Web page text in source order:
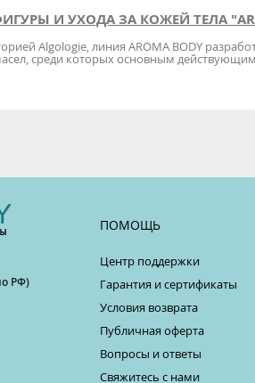
И УХОДА ЗА КОЖЕЙ ТЕЛА
Algologie, линия AROMA BODY
среди которых основным
РФ)
ПОМОЩЬ
Центр поддержки
Гарантия и сертификаты
Условия возврата
Публичная оферта
Вопросы и ответы
Свяжитесь с нами